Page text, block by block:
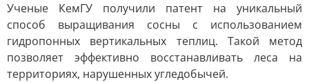
Ученые КемГУ получили патент на уникальный
способ выращивания сосны с использованием
гидропонных вертикальных теплиц. Такой метод
позволяет эффективно восстанавливать леса на
территориях, нарушенных угледобычей.